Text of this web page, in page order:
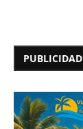
PUBLICIDAD